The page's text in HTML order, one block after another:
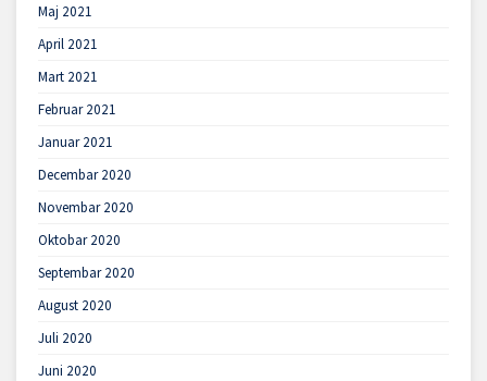
Maj 2021
April 2021
Mart 2021
Februar 2021
Januar 2021
Decembar 2020
Novembar 2020
Oktobar 2020
Septembar 2020
August 2020
Juli 2020
Juni 2020